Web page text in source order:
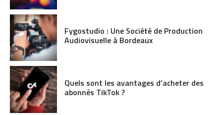
Fygostudio : Une Société de Production
Audiovisuelle à Bordeaux
Quels sont les avantages d’acheter des
abonnés TikTok ?